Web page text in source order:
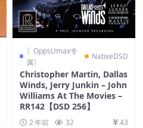
〖OppsUmax专
属〗
NativeDSD
Christopher Martin, Dallas
Winds, Jerry Junkin – John
Williams At The Movies –
RR142【DSD 256】
2 年前 32 43